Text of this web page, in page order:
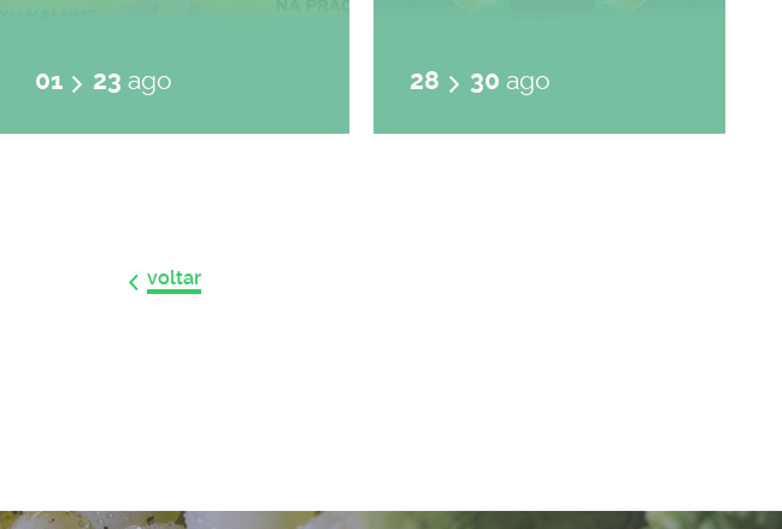
01 23 ago 28 30 ago
voltar